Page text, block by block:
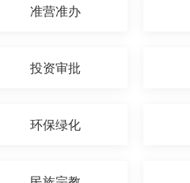
准营准办
投资审批
环保绿化